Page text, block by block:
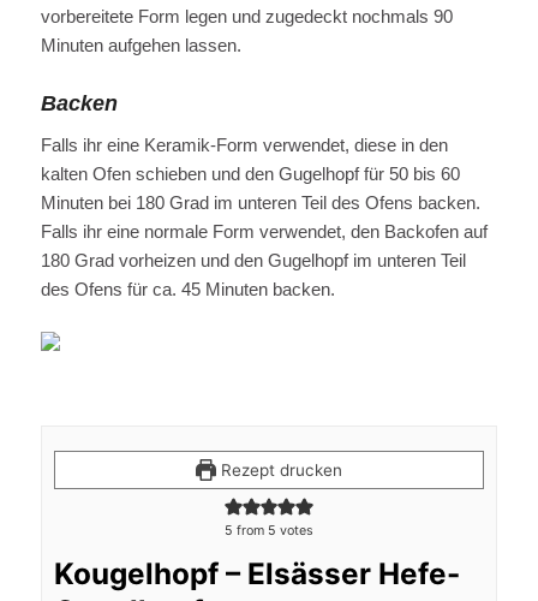
vorbereitete Form legen und zugedeckt nochmals 90
Minuten aufgehen lassen.
Backen
Falls ihr eine Keramik-Form verwendet, diese in den
kalten Ofen schieben und den Gugelhopf für 50 bis 60
Minuten bei 180 Grad im unteren Teil des Ofens backen.
Falls ihr eine normale Form verwendet, den Backofen auf
180 Grad vorheizen und den Gugelhopf im unteren Teil
des Ofens für ca. 45 Minuten backen.
Rezept drucken
5 from 5 votes
Kougelhopf – Elsässer Hefe-